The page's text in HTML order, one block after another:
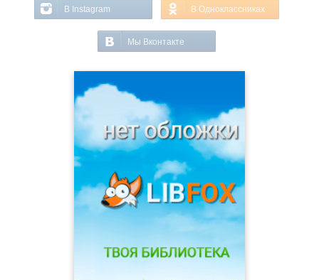
В Instagram В Одноклассниках
Мы Вконтакте